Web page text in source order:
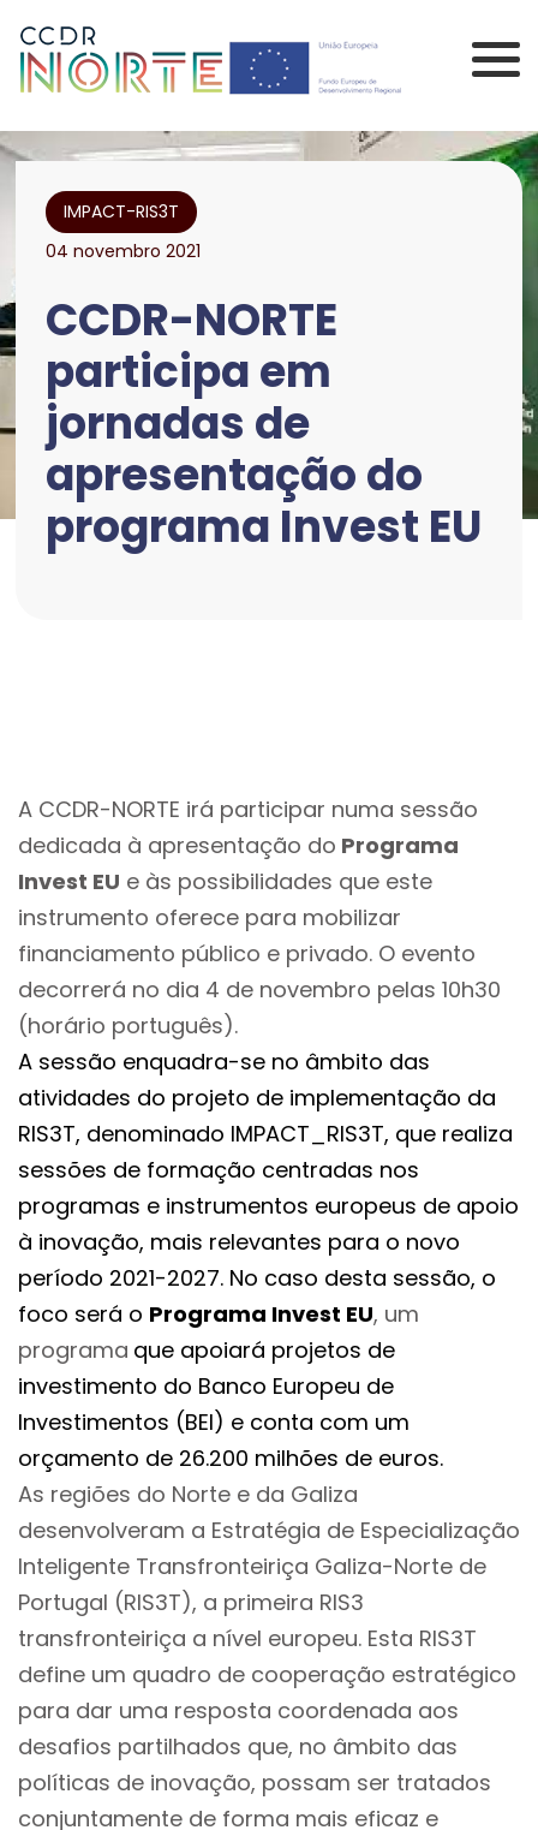
Comissão de
IMPACT-RIS3T
04 novembro 2021
CCDR-NORTE
participa em
jornadas de
apresentação do
programa Invest EU
A CCDR-NORTE irá participar numa sessão
dedicada à apresentação do Programa
Invest EU e às possibilidades que este
instrumento oferece para mobilizar
financiamento público e privado. O evento
decorrerá no dia 4 de novembro pelas 10h30
(horário português).
A sessão enquadra-se no âmbito das
atividades do projeto de implementação da
RIS3T, denominado IMPACT_RIS3T, que realiza
sessões de formação centradas nos
programas e instrumentos europeus de apoio
à inovação, mais relevantes para o novo
período 2021-2027. No caso desta sessão, o
foco será o Programa Invest EU, um
programa que apoiará projetos de
investimento do Banco Europeu de
Investimentos (BEI) e conta com um
orçamento de 26.200 milhões de euros.
As regiões do Norte e da Galiza
desenvolveram a Estratégia de Especialização
Inteligente Transfronteiriça Galiza-Norte de
Portugal (RIS3T), a primeira RIS3
transfronteiriça a nível europeu. Esta RIS3T
define um quadro de cooperação estratégico
para dar uma resposta coordenada aos
desafios partilhados que, no âmbito das
políticas de inovação, possam ser tratados
conjuntamente de forma mais eficaz e